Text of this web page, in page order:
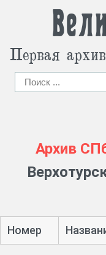
Первая
Архив
Номер